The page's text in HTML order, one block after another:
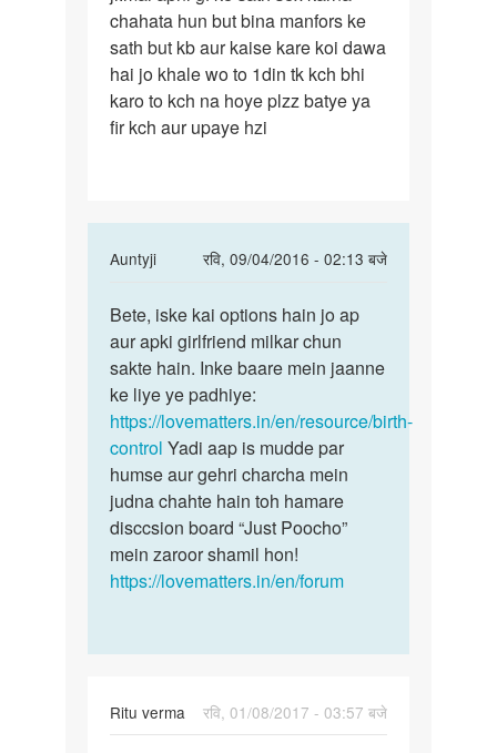
apni
gf
ke
sath
chahata hun but bina manfors ke
sath but kb aur kaise kare koi dawa
hai jo khale wo to 1din tk kch bhi
karo to kch na hoye plzz batye ya
fir kch aur upaye hzi
Auntyji
रवि, 09/04/2016 - 02:13 बजे
In
to
Aunty
ji.mai
apni
gf
ke
sath
by
mohd.imrankhan
3150
Bete,
iske
kai
options
hain
Bete, iske kai options hain jo ap
aur apki girlfriend milkar chun
sakte hain. Inke baare mein jaanne
ke liye ye padhiye:
https://lovematters.in/en/resource/birth-
control Yadi aap is mudde par
humse aur gehri charcha mein
judna chahte hain toh hamare
disccsion board “Just Poocho”
mein zaroor shamil hon!
https://lovematters.in/en/forum
Ritu verma
रवि, 01/08/2017 - 03:57 बजे